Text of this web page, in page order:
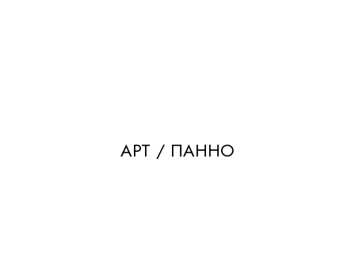
АРТ / ПАННО